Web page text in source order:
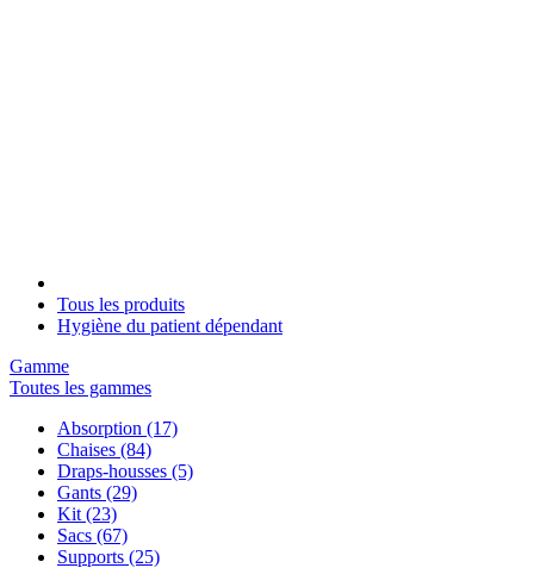
Tous les produits
Hygiène du patient dépendant
Gamme
Toutes les gammes
Absorption (17)
Chaises (84)
Draps-housses (5)
Gants (29)
Kit (23)
Sacs (67)
Supports (25)